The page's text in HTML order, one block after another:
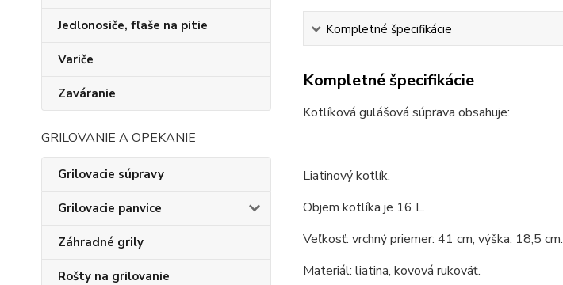
Jedlonosiče, fľaše na pitie
Variče
Zaváranie
GRILOVANIE A OPEKANIE
Grilovacie súpravy
Grilovacie panvice
Záhradné grily
Rošty na grilovanie
Kompletné špecifikácie
Kompletné špecifikácie
Kotlíková gulášová súprava obsahuje:
Liatinový kotlík.
Objem kotlíka je 16 L.
Veľkosť: vrchný priemer: 41 cm, výška: 18,5 cm.
Materiál: liatina, kovová rukoväť.